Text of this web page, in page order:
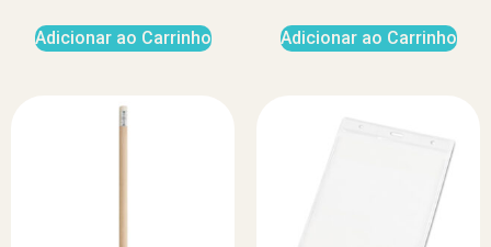
Adicionar ao Carrinho Adicionar ao Carrinho